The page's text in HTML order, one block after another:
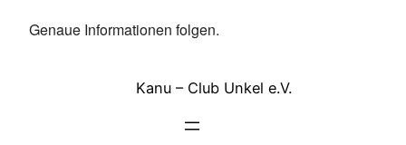
Genaue Informationen folgen.
Kanu – Club Unkel e.V.